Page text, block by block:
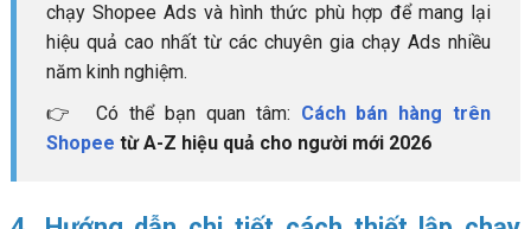
chạy Shopee Ads và hình thức phù hợp để mang lại
hiệu quả cao nhất từ các chuyên gia chạy Ads nhiều
năm kinh nghiệm.
👉 Có thể bạn quan tâm: Cách bán hàng trên
Shopee từ A-Z hiệu quả cho người mới 2026